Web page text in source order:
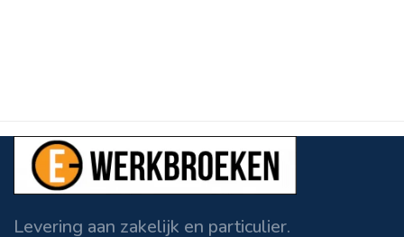
Levering aan zakelijk en particulier.